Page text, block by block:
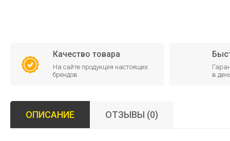
Качество товара
На сайте продукция настоящих
брендов
в
ОПИСАНИЕ ОТЗЫВЫ (0)